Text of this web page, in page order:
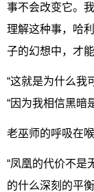
事不会改变它。
理解这种事，哈
子的幻想中，才
“这就是为什么我
“因为我相信黑暗
老巫师的呼吸在
“凤凰的代价不是
的什么深刻的平